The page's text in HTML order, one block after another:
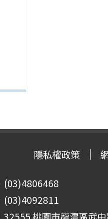
隱私權政策
(03)4806468
(03)4092811